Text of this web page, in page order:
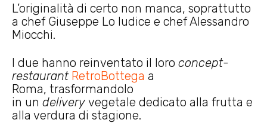
L’originalità di certo non manca, soprattutto
a chef Giuseppe Lo Iudice e chef Alessandro
Miocchi.
I due hanno reinventato il loro concept-
restaurant RetroBottega a
Roma, trasformandolo
in un delivery vegetale dedicato alla frutta e
alla verdura di stagione.